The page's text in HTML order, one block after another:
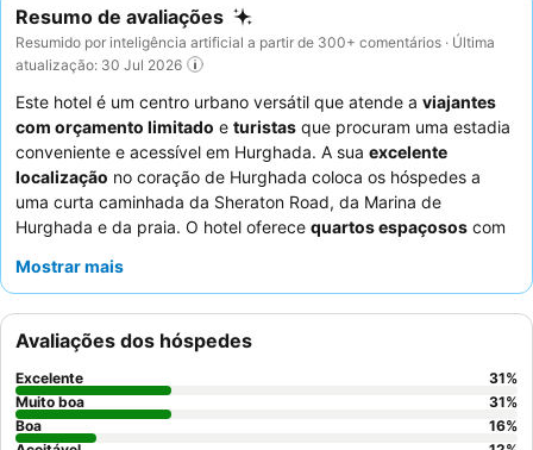
Resumo de avaliações
Resumido por inteligência artificial a partir de 300+ comentários · Última
atualização: 30 Jul 2026
Este hotel é um centro urbano versátil que atende a viajantes
com orçamento limitado e turistas que procuram uma estadia
conveniente e acessível em Hurghada. A sua excelente
localização no coração de Hurghada coloca os hóspedes a
uma curta caminhada da Sheraton Road, da Marina de
Hurghada e da praia. O hotel oferece quartos espaçosos com
hóspedes elogiam consistentemente os
almoço
recebe comentários positivos pelo seu sabor e
variedade. Para aqueles que priorizam um retiro tranquilo,
recomenda-se a escolha de um quarto com vista para o jardim.
Mostrar mais
Avaliações dos hóspedes
Excelente 31%
Muito boa
31%
Boa
16%